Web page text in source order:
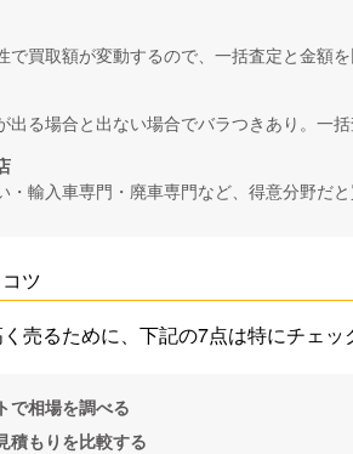
で買取額が変動するので、一括査定と金額を
出る場合と出ない場合でバラつきあり。一括
・輸入車専門・廃車専門など、得意分野だと
ツ
売るために、下記の7点は特にチェッ
相場を調べる
もりを比較する